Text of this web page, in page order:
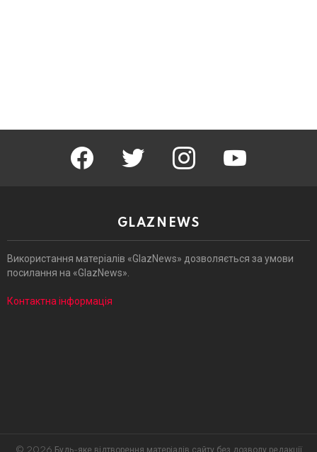
facebook twitter instagram
GLAZNEWS
Використання матеріалів «GlazNews» дозволяється за умови
посилання на «GlazNews».
Контактна інформація
© 2026 Будь-яке відтворення матеріалів сайту без дозволу редакції